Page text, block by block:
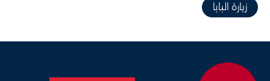
زيارة البابا